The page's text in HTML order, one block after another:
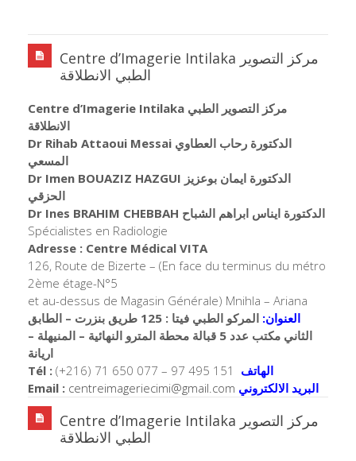
Centre d’Imagerie Intilaka مركز التصوير
الطبي الانطلاقة
Centre d’Imagerie Intilaka مركز التصوير الطبي
الانطلاقة
Dr Rihab Attaoui Messai الدكتورة رحاب العطاوي
المسعي
Dr Imen BOUAZIZ HAZGUI الدكتورة ايمان بوعزيز
الحزقي
Dr Ines BRAHIM CHEBBAH الدكتورة ايناس ابراهم الشباح
Spécialistes en Radiologie
Adresse : Centre Médical VITA
126, Route de Bizerte – (En face du terminus du métro
2ème étage-N°5
et au-dessus de Magasin Générale) Mnihla – Ariana
العنوان:
المركو الطبي فيتا : 125 طريق بنزرت – الطابق
الثاني مكتب عدد 5 قبالة محطة المترو النهائية – المنيهلة –
اريانة
Tél : (+216) 71 650 077 – 97 495 151 الهاتف
Email : centreimageriecimi@gmail.com البريد الالكتروني
Centre d’Imagerie Intilaka مركز التصوير
الطبي الانطلاقة